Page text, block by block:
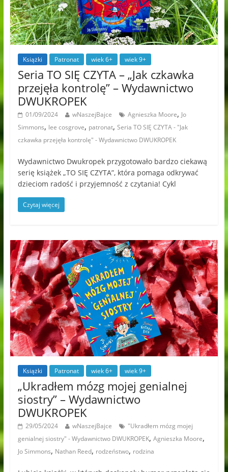
Książki Patronat wiek 6+ wiek 9+
Seria TO SIĘ CZYTA – „Jak czkawka
przejęła kontrolę” – Wydawnictwo
DWUKROPEK
01/09/2024 wNaszejBajce Agnieszka Moore, Jo
Simmons, lee cosgrove, patronat, Seria TO SIĘ CZYTA - "Jak
czkawka przejęła kontrolę" - Wydawnictwo DWUKROPEK
Wydawnictwo Dwukropek przygotowało bardzo ciekawą
serię książek „TO SIĘ CZYTA”, która pomaga odkrywać
dzieciom radość i przyjemność z czytania! Cykl
Czytaj więcej
Książki Patronat wiek 6+ wiek 9+
„Ukradłem mózg mojej genialnej
siostry” – Wydawnictwo
DWUKROPEK
29/05/2024 wNaszejBajce
"Ukradłem mózg mojej
genialnej siostry" - Wydawnictwo DWUKROPEK, Agnieszka Moore,
Jo Simmons, Nathan Reed, rodzeństwo, rodzina